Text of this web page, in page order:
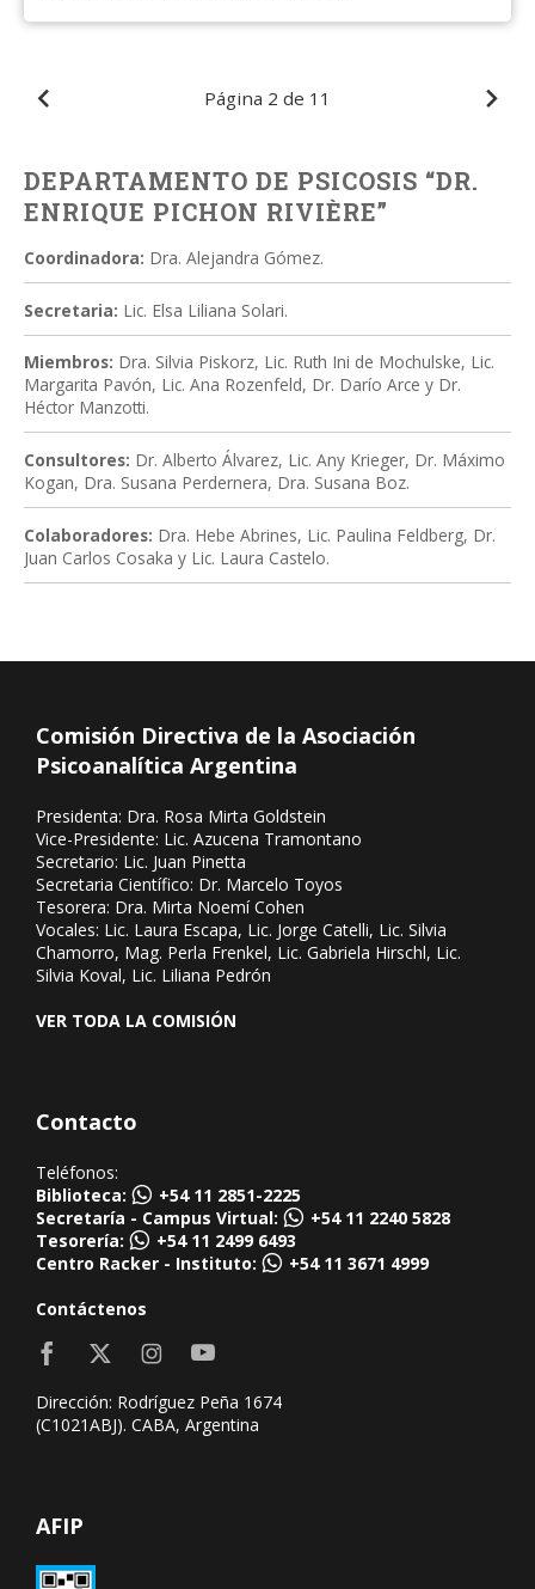
Página 2 de 11
DEPARTAMENTO DE PSICOSIS “DR.
ENRIQUE PICHON RIVIÈRE”
Coordinadora: Dra. Alejandra Gómez.
Secretaria: Lic. Elsa Liliana Solari.
Miembros: Dra. Silvia Piskorz, Lic. Ruth Ini de Mochulske, Lic.
Margarita Pavón, Lic. Ana Rozenfeld, Dr. Darío Arce y Dr.
Héctor Manzotti.
Consultores: Dr. Alberto Álvarez, Lic. Any Krieger, Dr. Máximo
Kogan, Dra. Susana Perdernera, Dra. Susana Boz.
Colaboradores: Dra. Hebe Abrines, Lic. Paulina Feldberg, Dr.
Juan Carlos Cosaka y Lic. Laura Castelo.
Comisión Directiva de la Asociación
Psicoanalítica Argentina
Presidenta: Dra. Rosa Mirta Goldstein
Vice-Presidente: Lic. Azucena Tramontano
Secretario: Lic. Juan Pinetta
Secretaria Científico: Dr. Marcelo Toyos
Tesorera: Dra. Mirta Noemí Cohen
Vocales: Lic. Laura Escapa, Lic. Jorge Catelli, Lic. Silvia
Chamorro, Mag. Perla Frenkel, Lic. Gabriela Hirschl, Lic.
Silvia Koval, Lic. Liliana Pedrón
VER TODA LA COMISIÓN
Contacto
Teléfonos:
Biblioteca:
+54 11 2851-2225
Secretaría - Campus Virtual:
+54 11 2240 5828
Tesorería:
+54 11 2499 6493
Centro Racker - Instituto:
+54 11 3671 4999
Contáctenos
Dirección: Rodríguez Peña 1674
(C1021ABJ). CABA, Argentina
AFIP